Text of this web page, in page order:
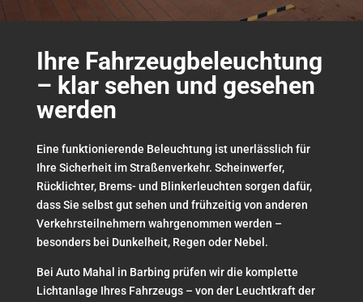
Ihre Fahrzeugbeleuchtung
– klar sehen und gesehen
werden
Eine funktionierende Beleuchtung ist unerlässlich für
Ihre Sicherheit im Straßenverkehr. Scheinwerfer,
Rücklichter, Brems- und Blinkerleuchten sorgen dafür,
dass Sie selbst gut sehen und frühzeitig von anderen
Verkehrsteilnehmern wahrgenommen werden –
besonders bei Dunkelheit, Regen oder Nebel.
Bei Auto Mahal in Barbing prüfen wir die komplette
Lichtanlage Ihres Fahrzeugs – von der Leuchtkraft der